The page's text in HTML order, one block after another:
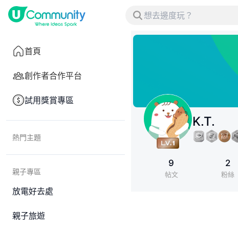
首頁
創作者合作平台
試用獎賞專區
熱門主題
親子專區
放電好去處
親子旅遊
K.T.
9
帖文
2
粉絲